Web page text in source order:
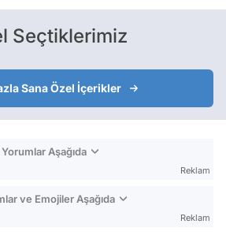
Seçtiklerimiz
Sana Özel İçerikler
Yorumlar Aşağıda
Reklam
ve Emojiler Aşağıda
Reklam